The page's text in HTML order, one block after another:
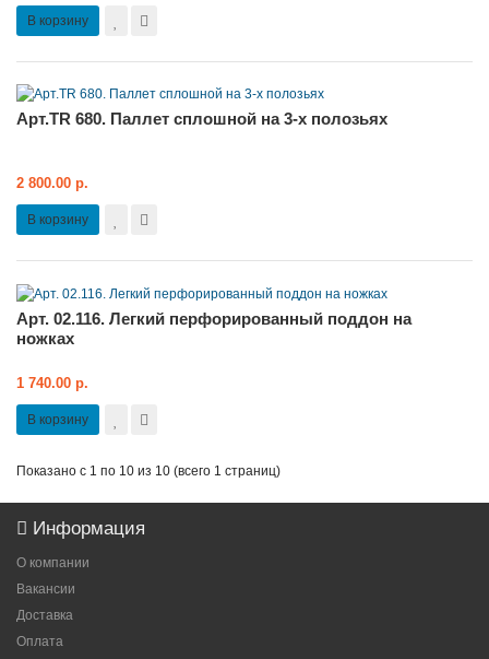
В корзину
Арт.TR 680. Паллет сплошной на 3-х полозьях
2 800.00 р.
В корзину
Арт. 02.116. Легкий перфорированный поддон на
ножках
1 740.00 р.
В корзину
Показано с 1 по 10 из 10 (всего 1 страниц)
Информация
О компании
Вакансии
Доставка
Оплата